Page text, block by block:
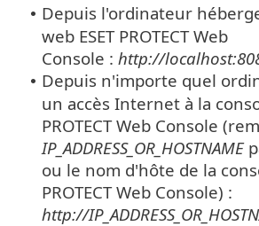
• Depuis l'ordinateur
web ESET PROTECT Web
Console : http://
• Depuis n'importe quel
un accès Internet à la
PROTECT Web Console
IP_ADDRESS_OR_HOSTNAME
ou le nom d'hôte de la
PROTECT Web Console) :
http://